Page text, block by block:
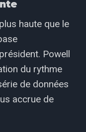
haute que le
Powell
du rythme
de données
accrue de